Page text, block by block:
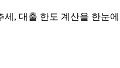
, 대출 한도 계산을 한눈